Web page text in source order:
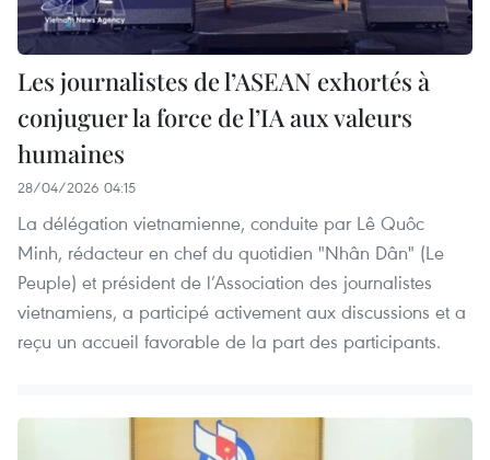
Les journalistes de l’ASEAN exhortés à
conjuguer la force de l’IA aux valeurs
humaines
28/04/2026 04:15
La délégation vietnamienne, conduite par Lê Quôc
Minh, rédacteur en chef du quotidien "Nhân Dân" (Le
Peuple) et président de l’Association des journalistes
vietnamiens, a participé activement aux discussions et a
reçu un accueil favorable de la part des participants.